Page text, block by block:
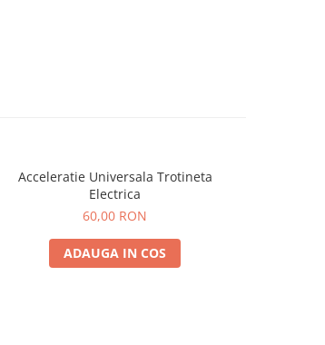
Acceleratie Universala Trotineta
Electrica
60,00 RON
ADAUGA IN COS